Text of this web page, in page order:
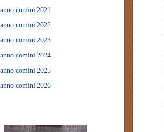
anno domini 2021
anno domini 2022
anno domini 2023
anno domini 2024
anno domini 2025
anno domini 2026